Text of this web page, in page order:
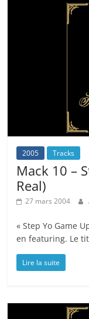
2005 Tracks
Mack 10 –
Real)
27 mars 2004
« Step Yo Game
en featuring. Le
Lire la suite